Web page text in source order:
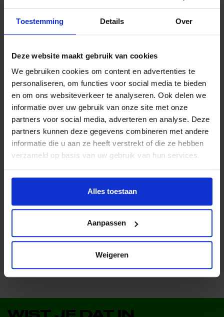
Toestemming Details Over
Deze website maakt gebruik van cookies
We gebruiken cookies om content en advertenties te
personaliseren, om functies voor social media te bieden
en om ons websiteverkeer te analyseren. Ook delen we
informatie over uw gebruik van onze site met onze
partners voor social media, adverteren en analyse. Deze
partners kunnen deze gegevens combineren met andere
informatie die u aan ze heeft verstrekt of die ze hebben
verzameld op basis van uw gebruik van hun services.
Alles toestaan
Aanpassen
Weigeren
opleuken en had een heuse brandweerwagen
meegenomen. Deze werd voor de ijssalon neergezet en
opengesteld voor publiek.
Gastscheppers
beurten de ijssalon bemensen. Daarbij was Chris de Graaf
van de viswinkel. Na de Graaf kwamen nog opscheppen:
peutergym juf Rita, Monique Wielink, Femke Dotman, Prins
Carnaval Camion II en Adju Tijo en vaste klant Luc
Roovers. Al met al een hele feestelijke actie waarbij het
zonnetje ook nog eens goed meewerkte!